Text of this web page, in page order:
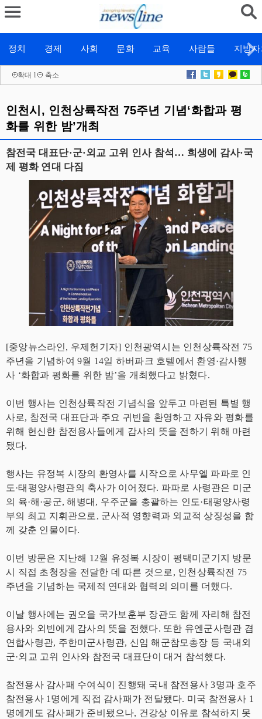
정치 경제 사회 문화 교육 사람들 지방
확대 l 축소
인천시, 인천상륙작전 75주년 기념‘화합과 평
화를 위한 밤’개최
참전국 대표단·군·외교 고위 인사 참석… 희생에 감사·국
제 평화 연대 다짐
[중앙뉴스라인, 우제헌기자] 인천광역시는 인천상륙작전 75
주년을 기념하여 9월 14일 하버파크 호텔에서 환영·감사행
사 ‘화합과 평화를 위한 밤’을 개최했다고 밝혔다.
이번 행사는 인천상륙작전 기념식을 앞두고 마련된 특별 행
사로, 참전국 대표단과 주요 귀빈을 환영하고 자유와 평화를
위해 헌신한 참전용사들에게 감사의 뜻을 전하기 위해 마련
됐다.
행사는 유정복 시장의 환영사를 시작으로 사무엘 파파로 인
도·태평양사령관의 축사가 이어졌다. 파파로 사령관은 미군
의 육·해·공군, 해병대, 우주군을 총괄하는 인도·태평양사령
부의 최고 지휘관으로, 군사적 영향력과 외교적 상징성을 함
께 갖춘 인물이다.
이번 방문은 지난해 12월 유정복 시장이 평택미군기지 방문
시 직접 초청장을 전달한 데 따른 것으로, 인천상륙작전 75
주년을 기념하는 국제적 연대와 협력의 의미를 더했다.
이날 행사에는 권오을 국가보훈부 장관도 함께 자리해 참전
용사와 외빈에게 감사의 뜻을 전했다. 또한 유엔군사령관 겸
연합사령관, 주한미군사령관, 신임 해군참모총장 등 국내외
군·외교 고위 인사와 참전국 대표단이 대거 참석했다.
참전용사 감사패 수여식이 진행돼 국내 참전용사 3명과 호주
참전용사 1명에게 직접 감사패가 전달됐다. 미국 참전용사 1
명에게도 감사패가 준비됐으나, 건강상 이유로 참석하지 못